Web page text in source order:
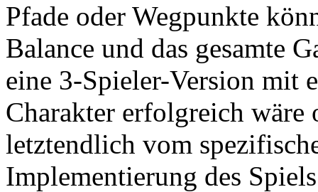
Pfade oder Wegpunkte
Balance und das gesamte
eine 3-Spieler-Version mit
Charakter erfolgreich wäre
letztendlich vom
Implementierung des